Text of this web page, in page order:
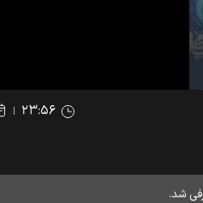
۲۳:۵۶
شد.